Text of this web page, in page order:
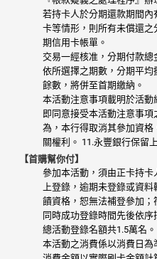
若持卡人於分期還款期間
卡等情形，則所有未償還
期信用卡帳單。
交易一經核准，分期付款
依所選擇之期數，分期平
餘數，將併至首期繳納。
本活動注意事項載明於活動
即同意接受本活動注意事
為，本行得取消其參加資
關權利。 11.永豐銀行保留
【首購幫你付】
參加本活動，須由正卡持
上登錄，逾期未登錄或資
饋資格，恕無法補登參加
同時成功登錄時間先後依序
總活動登錄名額共1.5萬名。
本活動之消費係以消費日為